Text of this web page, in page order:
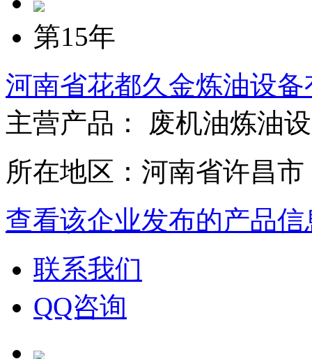
第15年
河南省花都久金炼油设
主营产品： 废机油炼油
所在地区：河南省许昌市
查看该企业发布的产品信
联系我们
QQ咨询